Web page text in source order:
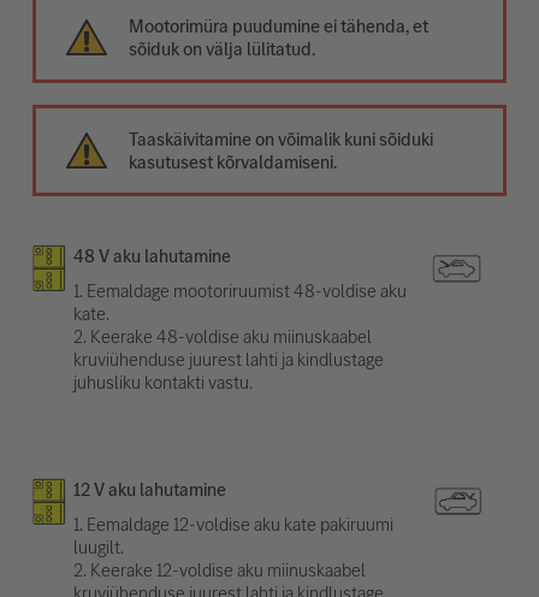
Mootorimüra puudumine ei tähenda, et
sõiduk on välja lülitatud.
Taaskäivitamine on võimalik kuni sõiduki
kasutusest kõrvaldamiseni.
48 V aku lahutamine
1. Eemaldage mootoriruumist 48-voldise aku
kate.
2. Keerake 48-voldise aku miinuskaabel
kruviühenduse juurest lahti ja kindlustage
juhusliku kontakti vastu.
12 V aku lahutamine
1. Eemaldage 12-voldise aku kate pakiruumi
luugilt.
2. Keerake 12-voldise aku miinuskaabel